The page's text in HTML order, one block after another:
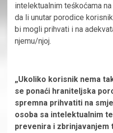
intelektualnim teśkoćama
da li unutar porodice
bi mogli prihvati i na
njemu/njoj.
„Ukoliko korisnik nema
se ponaći hraniteljska
spremna prihvatiti na
osoba sa intelektualnim
prevenira i zbrinjavanjem